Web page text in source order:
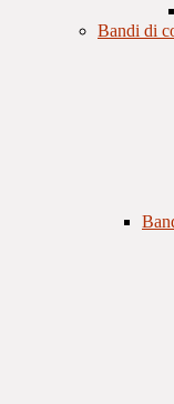
Bandi di